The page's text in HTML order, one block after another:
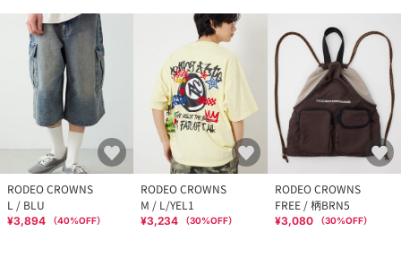
RODEO CROWNS
L / BLU
¥3,894 （40%OFF）
RODEO CROWNS
M / L/YEL1
¥3,234 （30%OFF）
RODEO CROWNS
FREE / 柄BRN5
¥3,080 （30%OFF）